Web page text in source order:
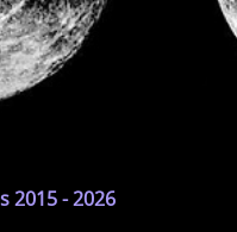
2015 - 2026